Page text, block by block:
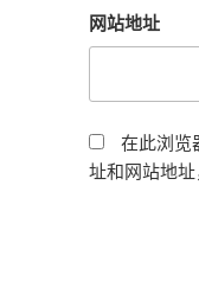
网站地址
在此浏览
址和网站地址